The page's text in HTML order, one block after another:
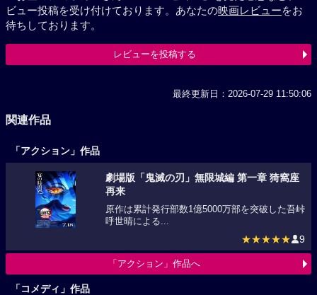
ビュー投稿を受け付けております。あなたの映画レビューをお
待ちしております。
レビューを投稿する
最終更新日：2026-07-29 11:50:06
関連作品
「アクション」作品
劇場版「鬼滅の刃」無限城編 第一章 猗窩座
再来
原作は累計発行部数1億5000万部を突破した吾峠
呼世晴による...
★★★★★ 9
「アクション」作品へ
「コメディ」作品